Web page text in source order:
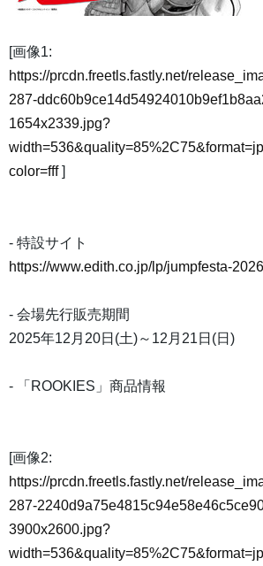
[画像1:
https://prcdn.freetls.fastly.net/
287-
1654x2339.jpg?
color=fff]
- 特設サイト
https://www.edith.co.jp/lp/jumpfesta-
- 会場先行販売期間
2025年12月20日(土)～12月21日(日)
- 「ROOKIES」商品情報
[画像2:
https://prcdn.freetls.fastly.net/
287-
3900x2600.jpg?